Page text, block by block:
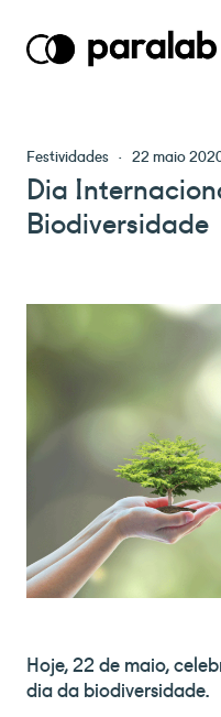
Festividades · 22 maio
Dia
Biodiversidade
Hoje, 22 de maio,
dia da biodiversidade.